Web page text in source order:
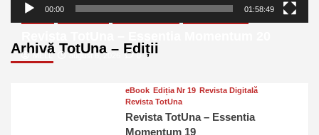
00:00 01:58:49
Arhivă TotUna – Ediții
MELL august 6, 2026 0
eBook Ediția Nr 19 Revista Digitală
Revista TotUna
Revista TotUna – Essentia
Momentum 19